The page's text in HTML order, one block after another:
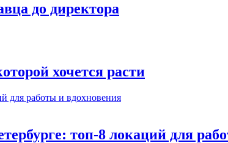
до директора
хочется расти
топ-8 локаций для